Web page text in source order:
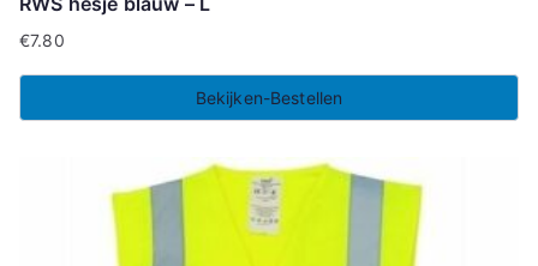
€7.80
Bekijken-Bestellen